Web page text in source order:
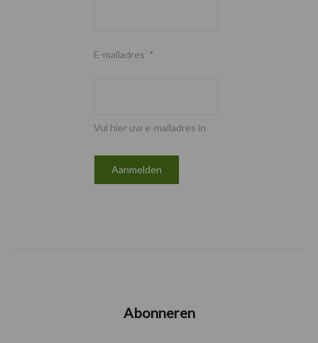
E-mailadres *
Vul hier uw e-mailadres in
Abonneren